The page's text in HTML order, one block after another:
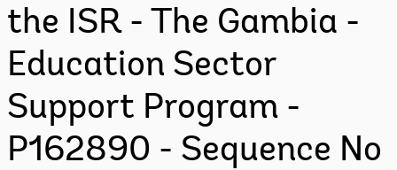
the ISR - The Gambia -
Education Sector
Support Program -
P162890 - Sequence No